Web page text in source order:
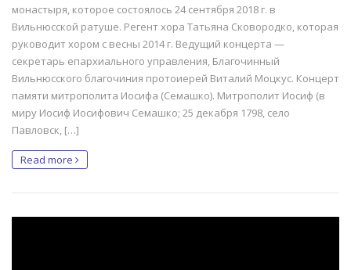
монастыря, которое состоялось 24 сентября 2018 г. в
Вильнюсской ратуше. Регент хора Татьяна Сковородко, которая
руководит хором с весны 2014 г. Ведущий концерта —
секретарь епархиального управления, Благочинный
Вильнюсского благочиния протоиерей Виталий Моцкус. Концерт
памяти митрополита Иосифа (Семашко). Митрополит Иосиф (в
миру Иосиф Иосифович Семашко; 25 декабря 1798, село
Павловск, […]
Read more